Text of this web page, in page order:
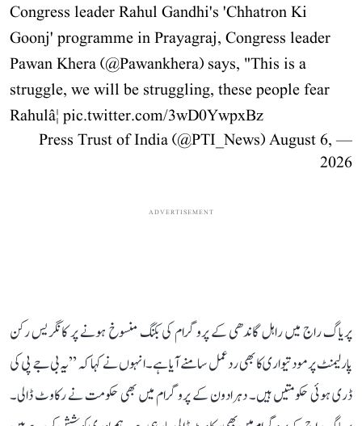
Congress leader Rahul Gandhi's 'Chhatron Ki
Goonj' programme in Prayagraj, Congress leader
Pawan Khera (@Pawankhera) says, "This is a
struggle, we will be struggling, these people fear
Rahulâ¦ pic.twitter.com/3wD0YwpxBz
— Press Trust of India (@PTI_News)
August 6,
2026
ADVERTISEMENT
پریاگ راج میں راہل گاندھی کے پروگرام کی بکنگ منسوخ ہونے پر کانگریس رکن
پارلیمنٹ پرمود تیواری کا بھی ردعمل سامنے آیا ہے۔ انہوں نے کہا کہ ’’یہ بی جے پی کی
ڈری ہوئی حکومتیں ہیں۔ دہرادون کے پروگرام میں بھی حکومت نے رکاوٹ ڈالی۔